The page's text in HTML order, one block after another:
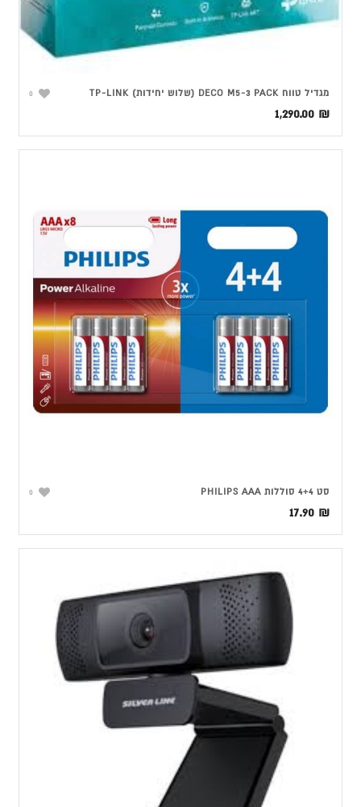
0 מגדיל טווח DECO M5-3 PACK (שלוש יחידות) TP-LINK
1,290.00 ₪
0 סט 4+4 סוללות PHILIPS AAA
17.90 ₪